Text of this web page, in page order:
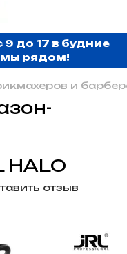
9 до 17 в будние
мы рядом!
и
HALO
отзыв